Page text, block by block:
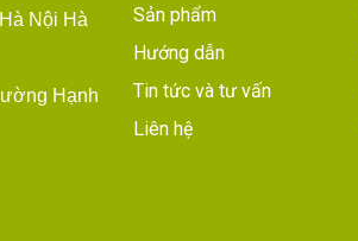
Nội Hà
Hạnh
Sản phẩm
Hướng dẫn
Tin tức và tư vấn
Liên hệ